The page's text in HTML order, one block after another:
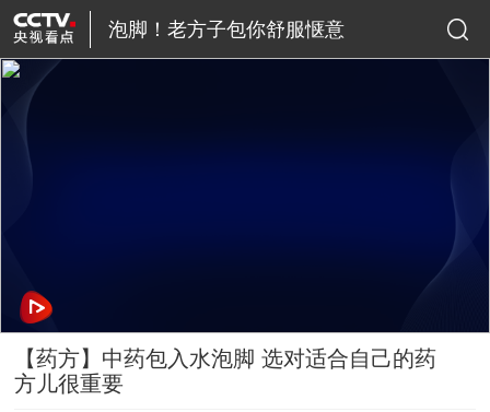
泡脚！老方子包你舒服惬意
【药方】中药包入水泡脚 选对适合自己的药
方儿很重要